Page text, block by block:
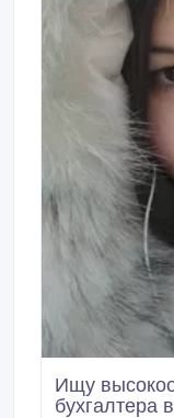
Ищу
бухгалтера